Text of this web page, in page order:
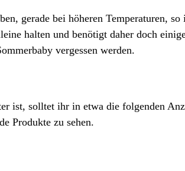
gerade bei höheren Temperaturen,
halten und benötigt daher doch
vergessen werden.
ist, solltet ihr in etwa die folgenden
Produkte zu sehen.